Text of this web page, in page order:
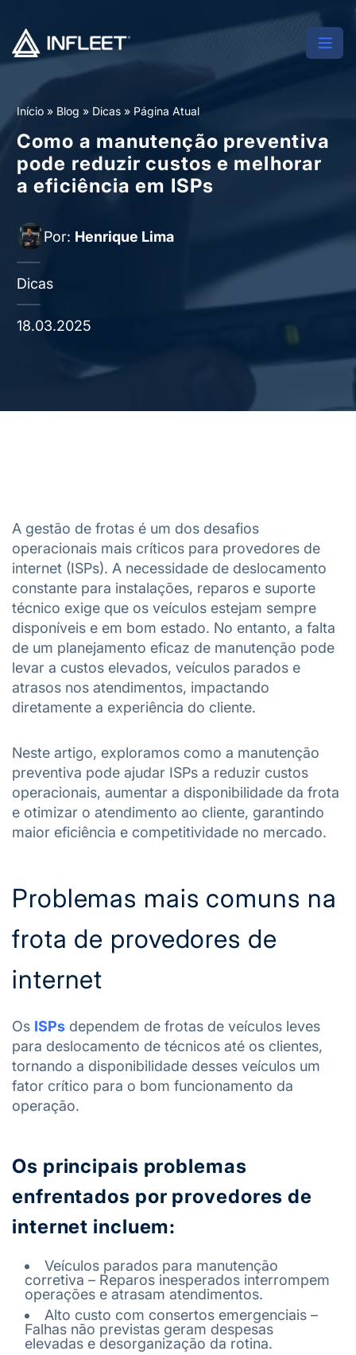
Início » Blog » Dicas » Página Atual
Como a manutenção preventiva
pode reduzir custos e melhorar
a eficiência em ISPs
Por: Henrique Lima
Dicas
18.03.2025
A gestão de frotas é um dos desafios
operacionais mais críticos para provedores de
internet (ISPs). A necessidade de deslocamento
constante para instalações, reparos e suporte
técnico exige que os veículos estejam sempre
disponíveis e em bom estado. No entanto, a falta
de um planejamento eficaz de manutenção pode
levar a custos elevados, veículos parados e
atrasos nos atendimentos, impactando
diretamente a experiência do cliente.
Neste artigo, exploramos como a manutenção
preventiva pode ajudar ISPs a reduzir custos
operacionais, aumentar a disponibilidade da frota
e otimizar o atendimento ao cliente, garantindo
maior eficiência e competitividade no mercado.
Problemas mais comuns na
frota de provedores de
internet
Os ISPs dependem de frotas de veículos leves
para deslocamento de técnicos até os clientes,
tornando a disponibilidade desses veículos um
fator crítico para o bom funcionamento da
operação.
Os principais problemas
enfrentados por provedores de
internet incluem:
Veículos parados para manutenção
corretiva – Reparos inesperados interrompem
operações e atrasam atendimentos.
Alto custo com consertos emergenciais –
Falhas não previstas geram despesas
elevadas e desorganização da rotina.